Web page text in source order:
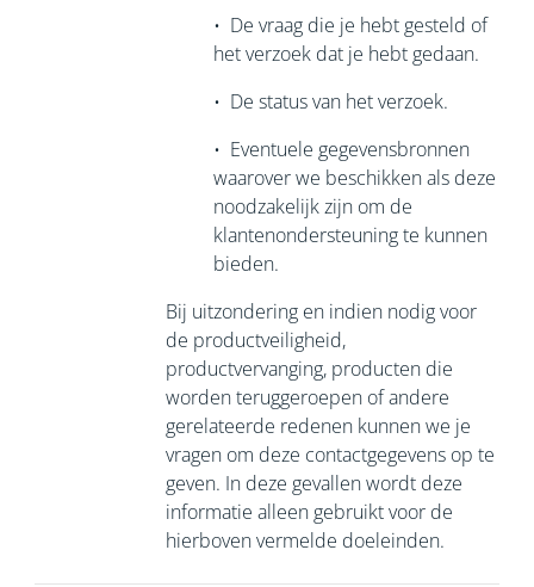
• De vraag die je hebt gesteld of
het verzoek dat je hebt gedaan.
• De status van het verzoek.
• Eventuele gegevensbronnen
waarover we beschikken als deze
noodzakelijk zijn om de
klantenondersteuning te kunnen
bieden.
Bij uitzondering en indien nodig voor
de productveiligheid,
productvervanging, producten die
worden teruggeroepen of andere
gerelateerde redenen kunnen we je
vragen om deze contactgegevens op te
geven. In deze gevallen wordt deze
informatie alleen gebruikt voor de
hierboven vermelde doeleinden.